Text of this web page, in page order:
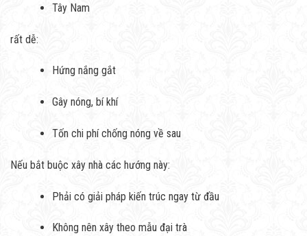
Tây Nam
rất dễ:
Hứng nắng gắt
Gây nóng, bí khí
Tốn chi phí chống nóng về sau
Nếu bắt buộc xây nhà các hướng này:
Phải có giải pháp kiến trúc ngay từ đầu
Không nên xây theo mẫu đại trà